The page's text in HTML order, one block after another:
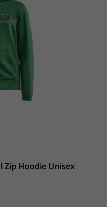
Zip Hoodie Unisex